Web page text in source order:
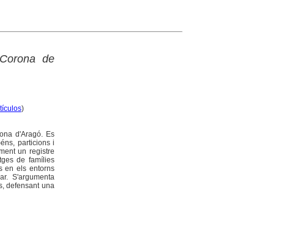
de
)
d'Aragó. Es
particions i
un registre
de famílies
en els entorns
S'argumenta
defensant una